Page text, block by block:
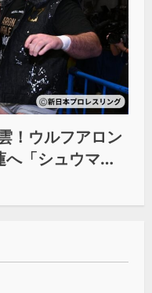
！ウルフアロン
「シュウマイ